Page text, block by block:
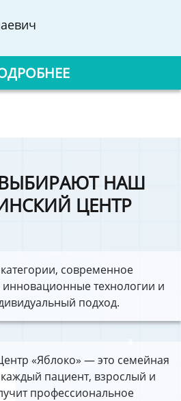
НАШ
ЦЕНТР
современное
технологии и
подход.
«Яблоко» — это семейная
каждый пациент, взрослый и
профессиональное